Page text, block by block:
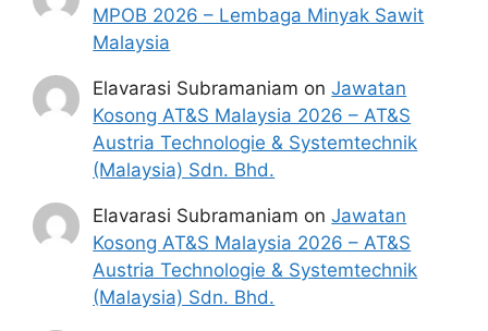
MPOB 2026 – Lembaga Minyak Sawit
Malaysia
Elavarasi Subramaniam onJawatan
Kosong AT&S Malaysia 2026 – AT&S
Austria Technologie & Systemtechnik
(Malaysia) Sdn. Bhd.
Elavarasi Subramaniam onJawatan
Kosong AT&S Malaysia 2026 – AT&S
Austria Technologie & Systemtechnik
(Malaysia) Sdn. Bhd.